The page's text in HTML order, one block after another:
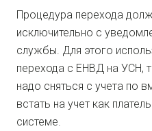
Процедура перехода
исключительно с
службы. Для этого
перехода с ЕНВД на УСН,
надо сняться с учета по
встать на учет как
системе.